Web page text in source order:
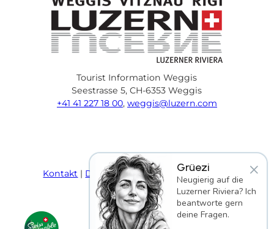
Tourist Information Weggis
Seestrasse 5, CH-6353 Weggis
+41 41 227 18 00, weggis@luzern.com
e
T
u
b
e
s
t
a
g
r
a
n
t
e
r
e
s
k
e
d
i
n
p
a
d
v
Kontakt Datenschutz AGB Impressum ×
Grüezi
Neugierig auf die
Luzerner Riviera? Ich
beantworte gern
deine Fragen.